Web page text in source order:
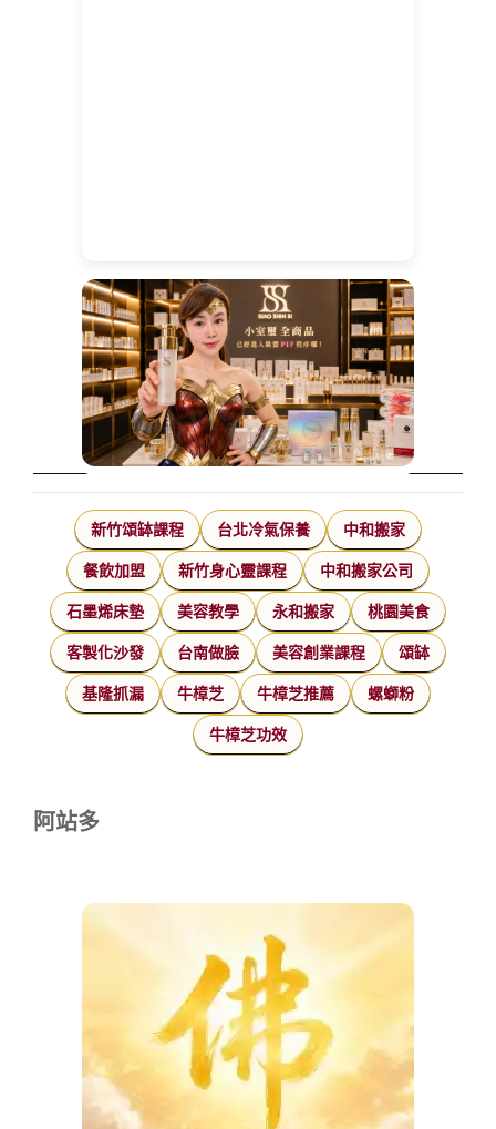
新竹頌缽課程 台北冷氣保養 中和搬家
餐飲加盟 新竹身心靈課程 中和搬家公司
石墨烯床墊 美容教學 永和搬家 桃園美食
客製化沙發 台南做臉 美容創業課程 頌缽
基隆抓漏 牛樟芝 牛樟芝推薦 螺螄粉
牛樟芝功效
阿站多